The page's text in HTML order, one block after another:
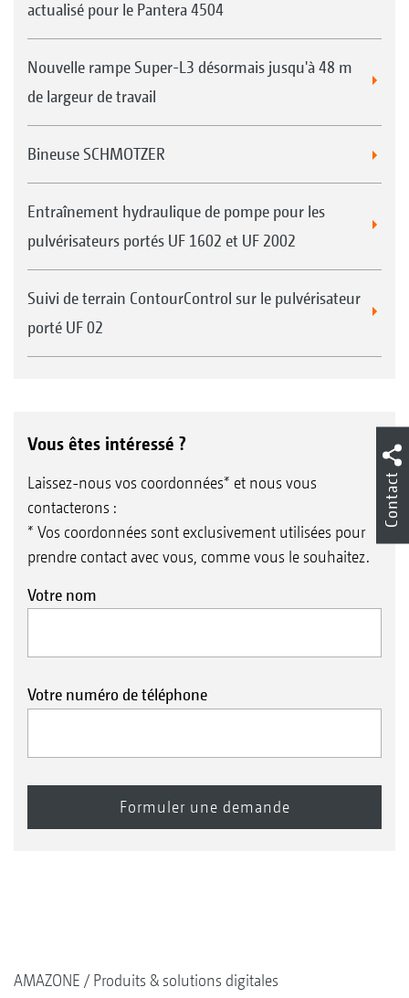
actualisé pour le Pantera 4504
Nouvelle rampe Super-L3 désormais jusqu'à 48 m
de largeur de travail
Bineuse SCHMOTZER
Entraînement hydraulique de pompe pour les
pulvérisateurs portés UF 1602 et UF 2002
Suivi de terrain ContourControl sur le pulvérisateur
porté UF 02
Vous êtes intéressé ?
Laissez-nous vos coordonnées* et nous vous
contacterons :
* Vos coordonnées sont exclusivement utilisées pour
prendre contact avec vous, comme vous le souhaitez.
Votre nom
Votre numéro de téléphone
AMAZONE
Produits & solutions digitales
Contact